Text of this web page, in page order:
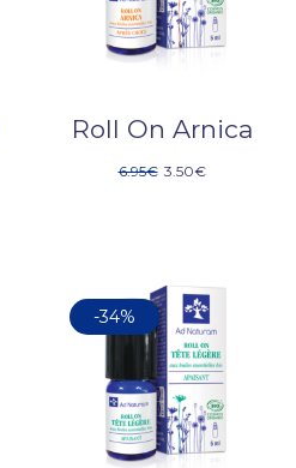
Roll On Arnica
6.95€ 3.50€
-34%